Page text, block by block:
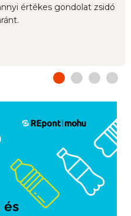
értékes gondolat zsidó